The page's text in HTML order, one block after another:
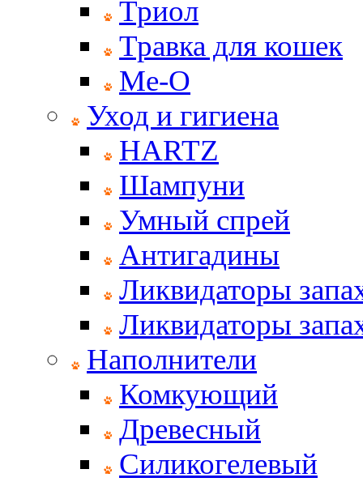
Триол
Травка для кошек
Ме-О
Уход и гигиена
HARTZ
Шампуни
Умный спрей
Антигадины
Ликвидаторы
Ликвидаторы
Наполнители
Комкующий
Древесный
Силикогелевый